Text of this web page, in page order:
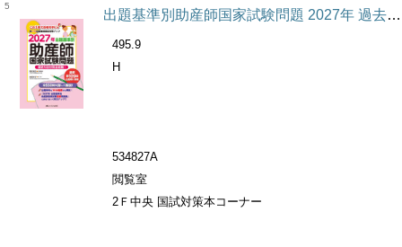
5
出題基準別助産師国家試験問題 2027年 過去5回分完全収載!
495.9
H
534827A
閲覧室
2Ｆ中央 国試対策本コーナー